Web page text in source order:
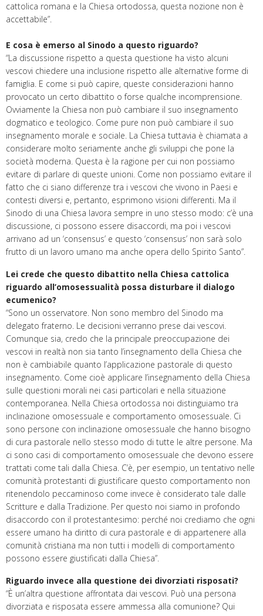
cattolica romana e la Chiesa ortodossa, questa nozione non è
accettabile”.
E cosa è emerso al Sinodo a questo riguardo?
“La discussione rispetto a questa questione ha visto alcuni
vescovi chiedere una inclusione rispetto alle alternative forme di
famiglia. E come si può capire, queste considerazioni hanno
provocato un certo dibattito o forse qualche incomprensione.
Ovviamente la Chiesa non può cambiare il suo insegnamento
dogmatico e teologico. Come pure non può cambiare il suo
insegnamento morale e sociale. La Chiesa tuttavia è chiamata a
considerare molto seriamente anche gli sviluppi che pone la
società moderna. Questa è la ragione per cui non possiamo
evitare di parlare di queste unioni. Come non possiamo evitare il
fatto che ci siano differenze tra i vescovi che vivono in Paesi e
contesti diversi e, pertanto, esprimono visioni differenti. Ma il
Sinodo di una Chiesa lavora sempre in uno stesso modo: c’è una
discussione, ci possono essere disaccordi, ma poi i vescovi
arrivano ad un ‘consensus’ e questo ‘consensus’ non sarà solo
frutto di un lavoro umano ma anche opera dello Spirito Santo”.
Lei crede che questo dibattito nella Chiesa cattolica
riguardo all’omosessualità possa disturbare il dialogo
ecumenico?
“Sono un osservatore. Non sono membro del Sinodo ma
delegato fraterno. Le decisioni verranno prese dai vescovi.
Comunque sia, credo che la principale preoccupazione dei
vescovi in realtà non sia tanto l’insegnamento della Chiesa che
non è cambiabile quanto l’applicazione pastorale di questo
insegnamento. Come cioè applicare l’insegnamento della Chiesa
sulle questioni morali nei casi particolari e nella situazione
contemporanea. Nella Chiesa ortodossa noi distinguiamo tra
inclinazione omosessuale e comportamento omosessuale. Ci
sono persone con inclinazione omosessuale che hanno bisogno
di cura pastorale nello stesso modo di tutte le altre persone. Ma
ci sono casi di comportamento omosessuale che devono essere
trattati come tali dalla Chiesa. C’è, per esempio, un tentativo nelle
comunità protestanti di giustificare questo comportamento non
ritenendolo peccaminoso come invece è considerato tale dalle
Scritture e dalla Tradizione. Per questo noi siamo in profondo
disaccordo con il protestantesimo: perché noi crediamo che ogni
essere umano ha diritto di cura pastorale e di appartenere alla
comunità cristiana ma non tutti i modelli di comportamento
possono essere giustificati dalla Chiesa”.
Riguardo invece alla questione dei divorziati risposati?
“È un’altra questione affrontata dai vescovi. Può una persona
divorziata e risposata essere ammessa alla comunione? Qui